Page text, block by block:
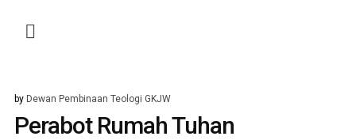
by Dewan Pembinaan Teologi GKJW
Perabot Rumah Tuhan